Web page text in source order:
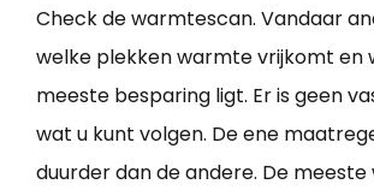
Check de warmtescan. Vandaar
welke plekken warmte vrijkomt en
meeste besparing ligt. Er is geen
wat u kunt volgen. De ene
duurder dan de andere. De